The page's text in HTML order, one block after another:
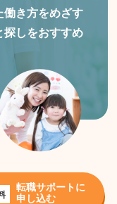
働き方をめざす
探しをおすすめ
転職サポートに
申し込む